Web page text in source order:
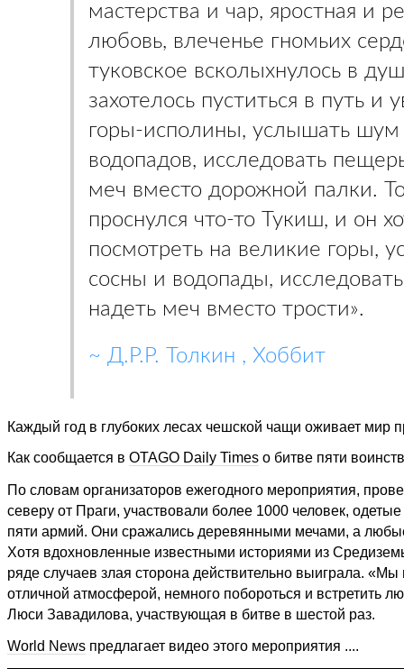
мастерства и чар, яростная и
любовь, влеченье гномьих
туковское всколыхнулось в
захотелось пуститься в путь и
горы-исполины, услышать шум
водопадов, исследовать
меч вместо дорожной палки.
проснулся что-то Тукиш, и он
посмотреть на великие горы,
сосны и водопады,
надеть меч вместо трости».
~ Д.Р.Р. Толкин , Хоббит
Каждый год в глубоких лесах чешской чащи оживает мир
Как сообщается в OTAGO Daily Times о битве пяти
По словам организаторов ежегодного мероприятия,
северу от Праги, участвовали более 1000 человек,
пяти армий. Они сражались деревянными мечами, а
Хотя вдохновленные известными историями из
ряде случаев злая сторона действительно выиграла.
отличной атмосферой, немного побороться и встретить
Люси Завадилова, участвующая в битве в шестой раз.
World News предлагает видео этого мероприятия ....